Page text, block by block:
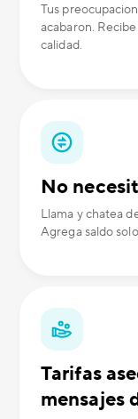
Tus
acabaron.
calidad.
No
Llama y chatea
Agrega saldo
Tarifas
mensajes